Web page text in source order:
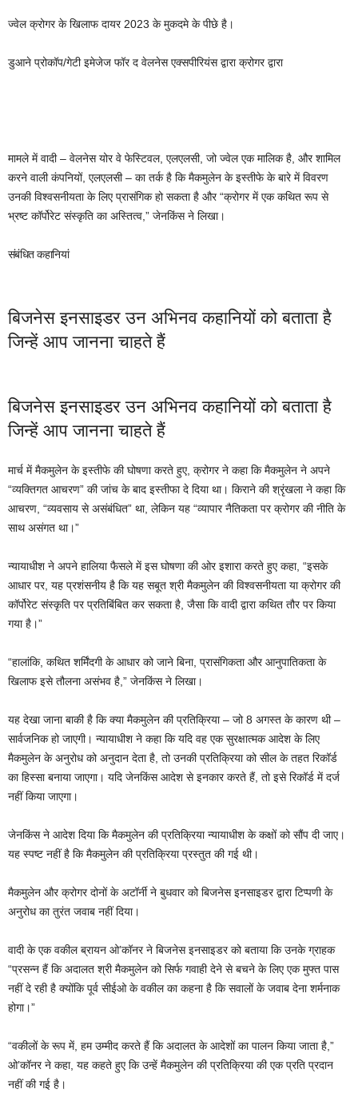
ज्वेल क्रोगर के खिलाफ दायर 2023 के मुकदमे के पीछे है।
डुआने प्रोकॉप/गेटी इमेजेज फॉर द वेलनेस एक्सपीरियंस द्वारा क्रोगर द्वारा
मामले में वादी – वेलनेस योर वे फेस्टिवल, एलएलसी, जो ज्वेल एक मालिक है, और शामिल
करने वाली कंपनियों, एलएलसी – का तर्क है कि मैकमुलेन के इस्तीफे के बारे में विवरण
उनकी विश्वसनीयता के लिए प्रासंगिक हो सकता है और “क्रोगर में एक कथित रूप से
भ्रष्ट कॉर्पोरेट संस्कृति का अस्तित्व,” जेनकिंस ने लिखा।
संबंधित कहानियां
बिजनेस इनसाइडर उन अभिनव कहानियों को बताता है
जिन्हें आप जानना चाहते हैं
बिजनेस इनसाइडर उन अभिनव कहानियों को बताता है
जिन्हें आप जानना चाहते हैं
मार्च में मैकमुलेन के इस्तीफे की घोषणा करते हुए, क्रोगर ने कहा कि मैकमुलेन ने अपने
“व्यक्तिगत आचरण” की जांच के बाद इस्तीफा दे दिया था। किराने की श्रृंखला ने कहा कि
आचरण, “व्यवसाय से असंबंधित” था, लेकिन यह “व्यापार नैतिकता पर क्रोगर की नीति के
साथ असंगत था।”
न्यायाधीश ने अपने हालिया फैसले में इस घोषणा की ओर इशारा करते हुए कहा, “इसके
आधार पर, यह प्रशंसनीय है कि यह सबूत श्री मैकमुलेन की विश्वसनीयता या क्रोगर की
कॉर्पोरेट संस्कृति पर प्रतिबिंबित कर सकता है, जैसा कि वादी द्वारा कथित तौर पर किया
गया है।”
“हालांकि, कथित शर्मिंदगी के आधार को जाने बिना, प्रासंगिकता और आनुपातिकता के
खिलाफ इसे तौलना असंभव है,” जेनकिंस ने लिखा।
यह देखा जाना बाकी है कि क्या मैकमुलेन की प्रतिक्रिया – जो 8 अगस्त के कारण थी –
सार्वजनिक हो जाएगी। न्यायाधीश ने कहा कि यदि वह एक सुरक्षात्मक आदेश के लिए
मैकमुलेन के अनुरोध को अनुदान देता है, तो उनकी प्रतिक्रिया को सील के तहत रिकॉर्ड
का हिस्सा बनाया जाएगा। यदि जेनकिंस आदेश से इनकार करते हैं, तो इसे रिकॉर्ड में दर्ज
नहीं किया जाएगा।
जेनकिंस ने आदेश दिया कि मैकमुलेन की प्रतिक्रिया न्यायाधीश के कक्षों को सौंप दी जाए।
यह स्पष्ट नहीं है कि मैकमुलेन की प्रतिक्रिया प्रस्तुत की गई थी।
मैकमुलेन और क्रोगर दोनों के अटॉर्नी ने बुधवार को बिजनेस इनसाइडर द्वारा टिप्पणी के
अनुरोध का तुरंत जवाब नहीं दिया।
वादी के एक वकील ब्रायन ओ’कॉनर ने बिजनेस इनसाइडर को बताया कि उनके ग्राहक
“प्रसन्न हैं कि अदालत श्री मैकमुलेन को सिर्फ गवाही देने से बचने के लिए एक मुफ्त पास
नहीं दे रही है क्योंकि पूर्व सीईओ के वकील का कहना है कि सवालों के जवाब देना शर्मनाक
होगा।”
“वकीलों के रूप में, हम उम्मीद करते हैं कि अदालत के आदेशों का पालन किया जाता है,”
ओ’कॉनर ने कहा, यह कहते हुए कि उन्हें मैकमुलेन की प्रतिक्रिया की एक प्रति प्रदान
नहीं की गई है।